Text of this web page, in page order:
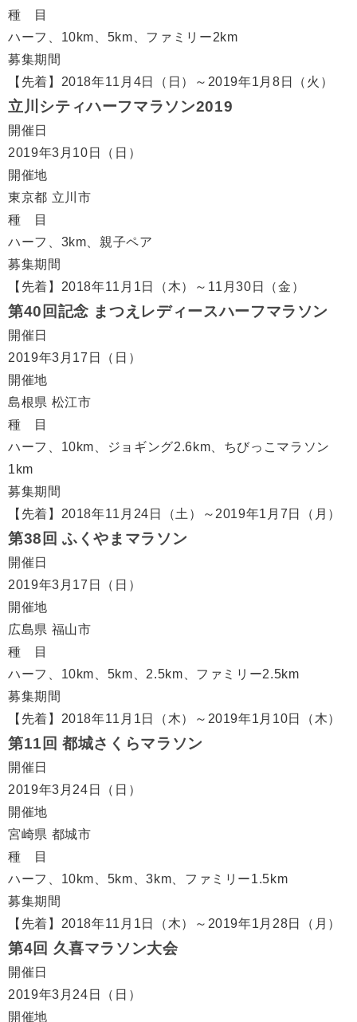
種 目
ハーフ、10km、5km、ファミリー2km
募集期間
【先着】2018年11月4日（日）～2019年1月8日（火）
立川シティハーフマラソン2019
開催日
2019年3月10日（日）
開催地
東京都 立川市
種 目
ハーフ、3km、親子ペア
募集期間
【先着】2018年11月1日（木）～11月30日（金）
第40回記念 まつえレディースハーフマラソン
開催日
2019年3月17日（日）
開催地
島根県 松江市
種 目
ハーフ、10km、ジョギング2.6km、ちびっこマラソン
1km
募集期間
【先着】2018年11月24日（土）～2019年1月7日（月）
第38回 ふくやまマラソン
開催日
2019年3月17日（日）
開催地
広島県 福山市
種 目
ハーフ、10km、5km、2.5km、ファミリー2.5km
募集期間
【先着】2018年11月1日（木）～2019年1月10日（木）
第11回 都城さくらマラソン
開催日
2019年3月24日（日）
開催地
宮崎県 都城市
種 目
ハーフ、10km、5km、3km、ファミリー1.5km
募集期間
【先着】2018年11月1日（木）～2019年1月28日（月）
第4回 久喜マラソン大会
開催日
2019年3月24日（日）
開催地